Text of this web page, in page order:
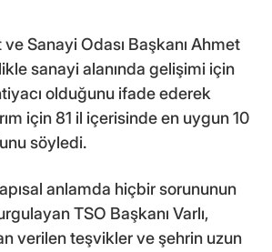
Sanayi Odası Başkanı Ahmet
sanayi alanında gelişimi için
olduğunu ifade ederek
için 81 il içerisinde en uygun 10
söyledi.
anlamda hiçbir sorununun
TSO Başkanı Varlı,
verilen teşvikler ve şehrin uzun